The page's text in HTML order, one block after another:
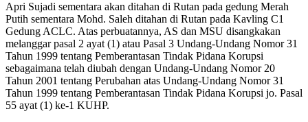
Apri Sujadi sementara akan ditahan di Rutan pada gedung Merah
Putih sementara Mohd. Saleh ditahan di Rutan pada Kavling C1
Gedung ACLC. Atas perbuatannya, AS dan MSU disangkakan
melanggar pasal 2 ayat (1) atau Pasal 3 Undang-Undang Nomor 31
Tahun 1999 tentang Pemberantasan Tindak Pidana Korupsi
sebagaimana telah diubah dengan Undang-Undang Nomor 20
Tahun 2001 tentang Perubahan atas Undang-Undang Nomor 31
Tahun 1999 tentang Pemberantasan Tindak Pidana Korupsi jo. Pasal
55 ayat (1) ke-1 KUHP.